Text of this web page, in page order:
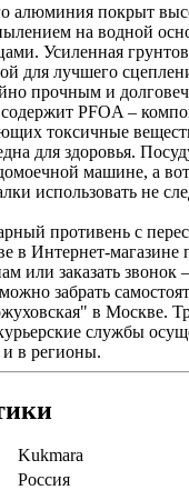
алюминия покрыт
на водной
Усиленная
для лучшего
прочным и
PFOA –
токсичные
для здоровья.
машине, а
использовать не
противень с
в Интернет-
или заказать
забрать
в Москве.
службы
и в регионы.
Kukmara
Россия